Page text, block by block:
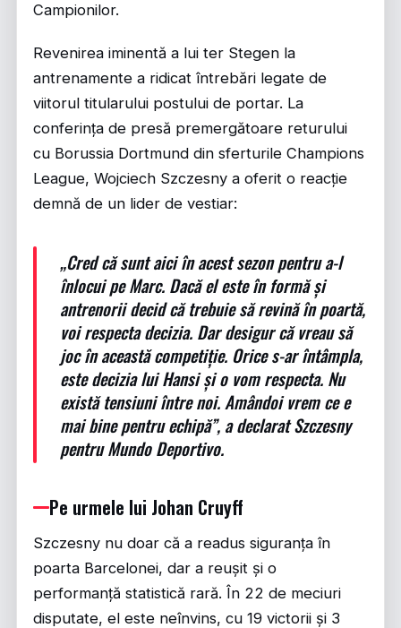
Campionilor.
Revenirea iminentă a lui ter Stegen la
antrenamente a ridicat întrebări legate de
viitorul titularului postului de portar. La
conferința de presă premergătoare returului
cu Borussia Dortmund din sferturile Champions
League, Wojciech Szczesny a oferit o reacție
demnă de un lider de vestiar:
„Cred că sunt aici în acest sezon pentru a-l
înlocui pe Marc. Dacă el este în formă și
antrenorii decid că trebuie să revină în poartă,
voi respecta decizia. Dar desigur că vreau să
joc în această competiție. Orice s-ar întâmpla,
este decizia lui Hansi și o vom respecta. Nu
există tensiuni între noi. Amândoi vrem ce e
mai bine pentru echipă”, a declarat Szczesny
pentru Mundo Deportivo.
Pe urmele lui Johan Cruyff
Szczesny nu doar că a readus siguranța în
poarta Barcelonei, dar a reușit și o
performanță statistică rară. În 22 de meciuri
disputate, el este neînvins, cu 19 victorii și 3